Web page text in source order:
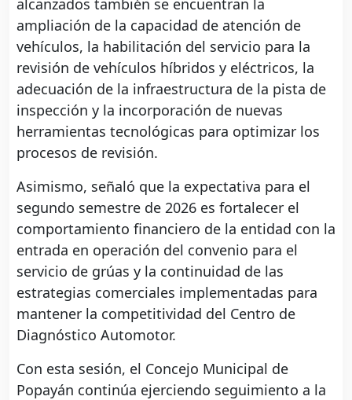
alcanzados también se encuentran la
ampliación de la capacidad de atención de
vehículos, la habilitación del servicio para la
revisión de vehículos híbridos y eléctricos, la
adecuación de la infraestructura de la pista de
inspección y la incorporación de nuevas
herramientas tecnológicas para optimizar los
procesos de revisión.
Asimismo, señaló que la expectativa para el
segundo semestre de 2026 es fortalecer el
comportamiento financiero de la entidad con la
entrada en operación del convenio para el
servicio de grúas y la continuidad de las
estrategias comerciales implementadas para
mantener la competitividad del Centro de
Diagnóstico Automotor.
Con esta sesión, el Concejo Municipal de
Popayán continúa ejerciendo seguimiento a la